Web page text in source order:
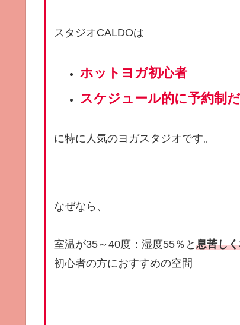
スタジオCALDOは
ホットヨガ初心者
スケジュール的に予約制
に特に人気のヨガスタジオです。
なぜなら、
室温が35～40度：湿度55％と息苦し
初心者の方におすすめの空間